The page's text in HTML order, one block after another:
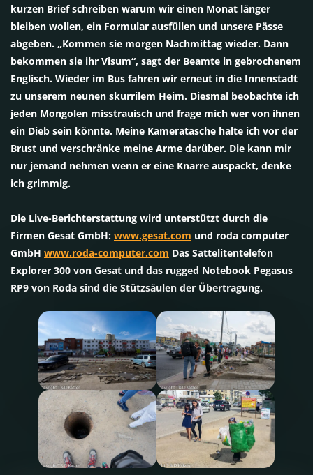
kurzen Brief schreiben warum wir einen Monat länger
bleiben wollen, ein Formular ausfüllen und unsere Pässe
abgeben. „Kommen sie morgen Nachmittag wieder. Dann
bekommen sie ihr Visum“, sagt der Beamte in gebrochenem
Englisch. Wieder im Bus fahren wir erneut in die Innenstadt
zu unserem neunen skurrilem Heim. Diesmal beobachte ich
jeden Mongolen misstrauisch und frage mich wer von ihnen
ein Dieb sein könnte. Meine Kameratasche halte ich vor der
Brust und verschränke meine Arme darüber. Die kann mir
nur jemand nehmen wenn er eine Knarre auspackt, denke
ich grimmig.
Die Live-Berichterstattung wird unterstützt durch die
Firmen Gesat GmbH: www.gesat.com und roda computer
GmbH www.roda-computer.com Das Sattelitentelefon
Explorer 300 von Gesat und das rugged Notebook Pegasus
RP9 von Roda sind die Stützsäulen der Übertragung.